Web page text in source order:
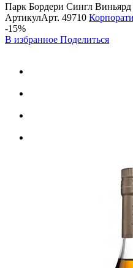
Парк Бордери Сингл
АртикулАрт. 49710
-15%
В избранное Поделиться